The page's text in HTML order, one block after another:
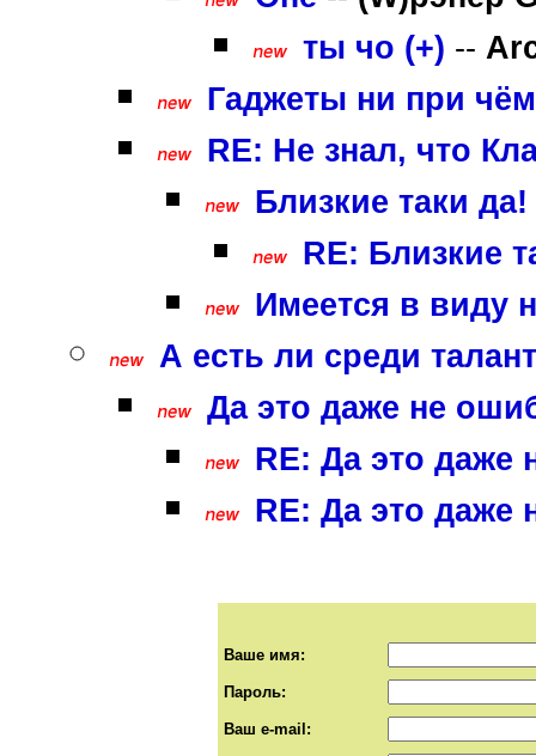
ты чо (+) --
Гаджеты ни при
RE: Не знал, что
Близкие таки
RE: Близкие
Имеется в виду
А есть ли среди
Да это даже не
RE: Да это даже
RE: Да это даже
Ваше имя:
Пароль:
Ваш e-mail: